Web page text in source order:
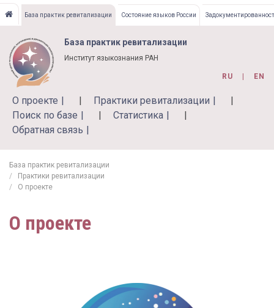
Перейти
основному
содержанию
База практик ревитализации Состояние языков России
База практик ревитализации
Институт языкознания РАН
RU EN
О проекте
Практики ревитализации
Поиск по базе
Статистика
Обратная связь
База практик ревитализации
Практики ревитализации
О проекте
О проекте